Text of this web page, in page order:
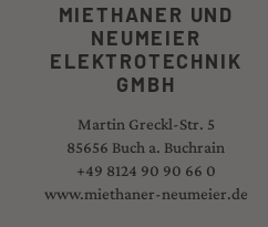
MIETHANER UND
NEUMEIER
ELEKTROTECHNIK
GMBH
Martin Greckl-Str. 5
85656 Buch a. Buchrain
+49 8124 90 90 66 0
www.miethaner-neumeier.de